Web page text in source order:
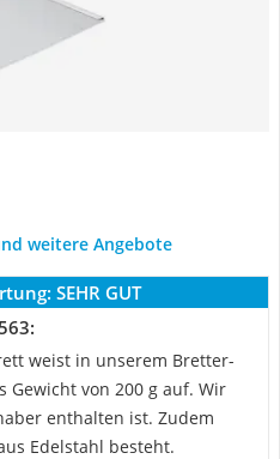
weitere Angebote
SEHR GUT
weist in unserem Bretter-
Gewicht von 200 g auf. Wir
enthalten ist. Zudem
Edelstahl besteht.